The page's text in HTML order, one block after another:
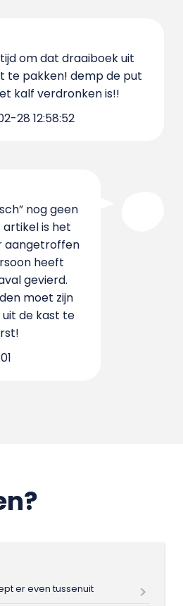
om dat draaiboek uit
te pakken! demp de put
kalf verdronken is!!
28 12:58:52
nog geen
is het
aangetroffen
heeft
gevierd.
moet zijn
de kast te
er even tussenuit